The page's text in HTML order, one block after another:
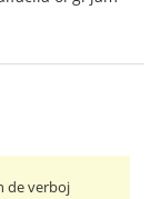
de verboj